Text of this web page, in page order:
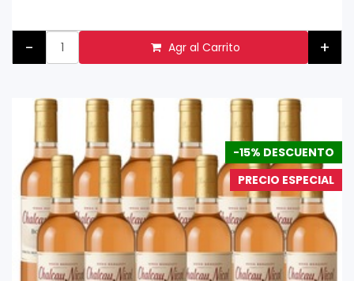
- Agr al Carrito +
-15% DESCUENTO
PRECIO ESPECIAL